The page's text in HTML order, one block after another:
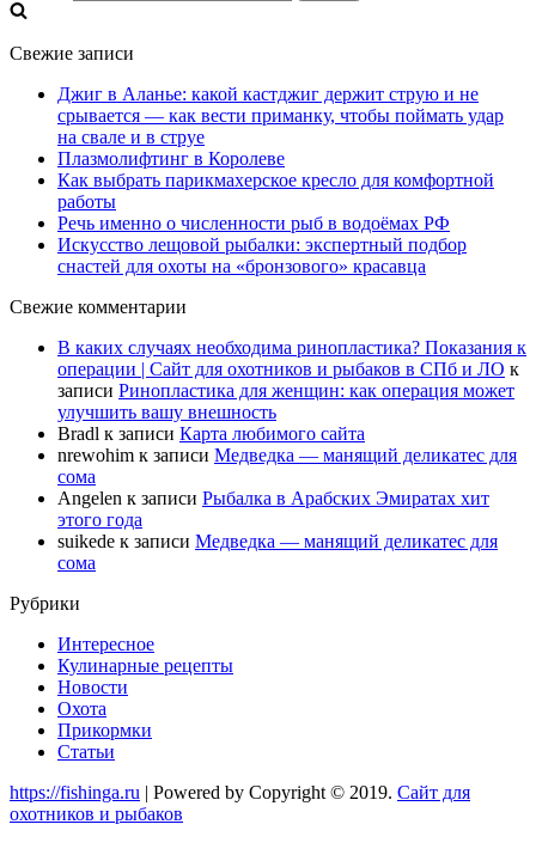
Свежие записи
Джиг в Аланье: какой кастджиг держит струю и не
срывается — как вести приманку, чтобы поймать удар
на свале и в струе
Плазмолифтинг в Королеве
Как выбрать парикмахерское кресло для комфортной
работы
Речь именно о численности рыб в водоёмах РФ
Искусство лещовой рыбалки: экспертный подбор
снастей для охоты на «бронзового» красавца
Свежие комментарии
В каких случаях необходима ринопластика? Показания к
операции | Сайт для охотников и рыбаков в СПб и ЛО к
записи Ринопластика для женщин: как операция может
улучшить вашу внешность
Bradl к записи Карта любимого сайта
nrewohim к записи Медведка — манящий деликатес для
сома
Angelen к записи Рыбалка в Арабских Эмиратах хит
этого года
suikede к записи Медведка — манящий деликатес для
сома
Рубрики
Интересное
Кулинарные рецепты
Новости
Охота
Прикормки
Статьи
https://fishinga.ru | Powered by Copyright © 2019. Сайт для
охотников и рыбаков